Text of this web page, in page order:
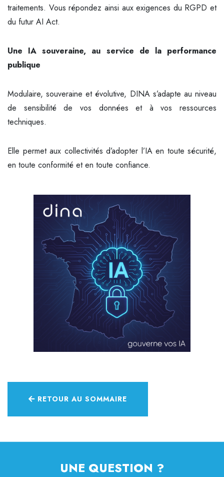
traitements. Vous répondez ainsi aux exigences du RGPD et
du futur AI Act.
Une IA souveraine, au service de la performance
publique
Modulaire, souveraine et évolutive, DINA s’adapte au niveau
de sensibilité de vos données et à vos ressources
techniques.
Elle permet aux collectivités d’adopter l’IA en toute sécurité,
en toute conformité et en toute confiance.
RETOUR AU SOMMAIRE
UNE QUESTION ?